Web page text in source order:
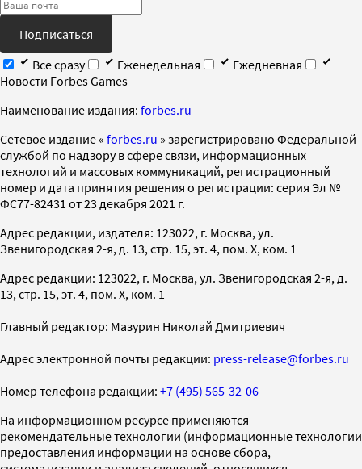
Подписаться
Все сразу
Еженедельная
Ежедневная
Новости Forbes Games
Наименование издания: forbes.ru
Cетевое издание « forbes.ru » зарегистрировано Федеральной
службой по надзору в сфере связи, информационных
технологий и массовых коммуникаций, регистрационный
номер и дата принятия решения о регистрации: серия Эл №
ФС77-82431 от 23 декабря 2021 г.
Адрес редакции, издателя: 123022, г. Москва, ул.
Звенигородская 2-я, д. 13, стр. 15, эт. 4, пом. X, ком. 1
Адрес редакции: 123022, г. Москва, ул. Звенигородская 2-я, д.
13, стр. 15, эт. 4, пом. X, ком. 1
Главный редактор: Мазурин Николай Дмитриевич
Адрес электронной почты редакции: press-release@forbes.ru
Номер телефона редакции: +7 (495) 565-32-06
На информационном ресурсе применяются
рекомендательные технологии (информационные технологии
предоставления информации на основе сбора,